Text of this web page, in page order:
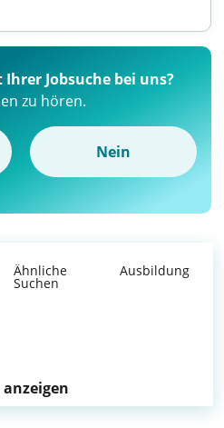
Jobsuche bei uns?
zu hören.
Nein
Ähnliche
Suchen
Ausbildung